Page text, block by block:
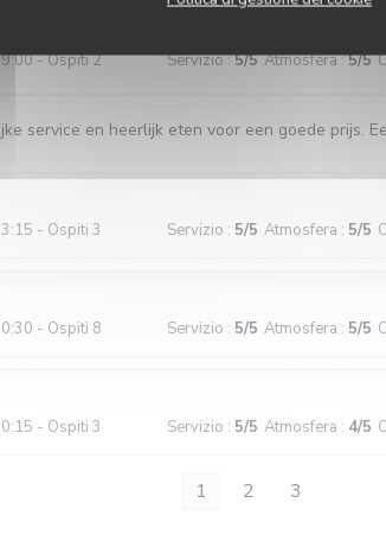
- Ospiti 2 Servizio:5/5 Atmosfera:5/5
service en heerlijk eten voor een goede prijs.
- Ospiti 3 Servizio : 5/5 Atmosfera : 5/5
- Ospiti 8 Servizio : 5/5 Atmosfera : 5/5
- Ospiti 3 Servizio : 5/5 Atmosfera : 4/5
1 2 3